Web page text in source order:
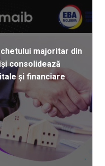
majoritar din
consolidează
și financiare